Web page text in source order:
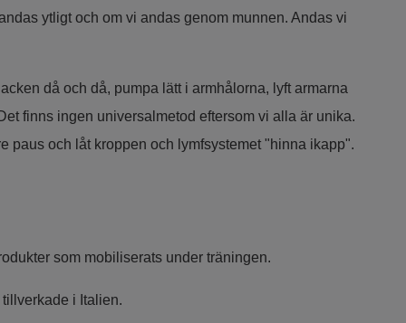
ytligt och om vi andas genom munnen. Andas vi
då och då, pumpa lätt i armhålorna, lyft armarna
finns ingen universalmetod eftersom vi alla är unika.
paus och låt kroppen och lymfsystemet "hinna ikapp".
som mobiliserats under träningen.
i Italien.